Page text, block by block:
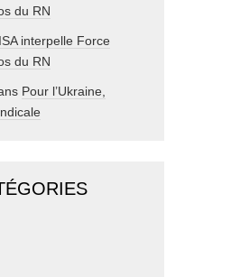
du RN
interpelle Force
du RN
Pour l’Ukraine,